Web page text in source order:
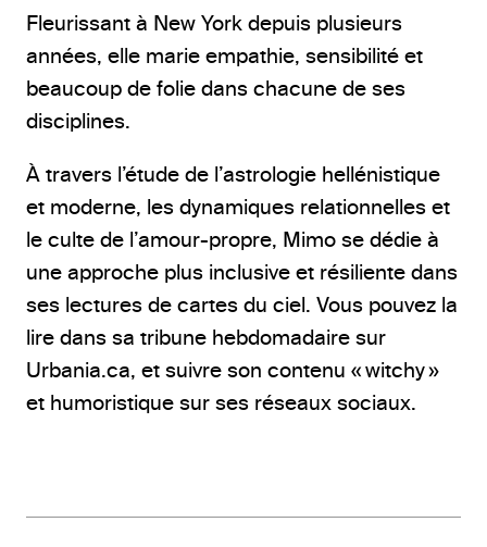
Fleurissant à New York depuis plusieurs
années, elle marie empathie, sensibilité et
beaucoup de folie dans chacune de ses
disciplines.
À travers l’étude de l’astrologie hellénistique
et moderne, les dynamiques relationnelles et
le culte de l’amour-propre, Mimo se dédie à
une approche plus inclusive et résiliente dans
ses lectures de cartes du ciel. Vous pouvez la
lire dans sa tribune hebdomadaire sur
Urbania.ca, et suivre son contenu « witchy »
et humoristique sur ses réseaux sociaux.